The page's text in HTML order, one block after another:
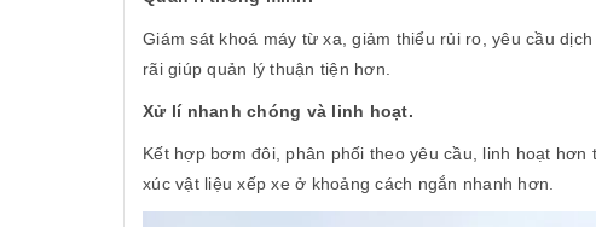
Giám sát khoá máy từ xa, giảm thiểu rủi ro, yêu cầu
rãi giúp quản lý thuận tiện hơn.
Xử lí nhanh chóng và linh hoạt.
Kết hợp bơm đôi, phân phối theo yêu cầu, linh hoạt
xúc vật liệu xếp xe ở khoảng cách ngắn nhanh hơn.